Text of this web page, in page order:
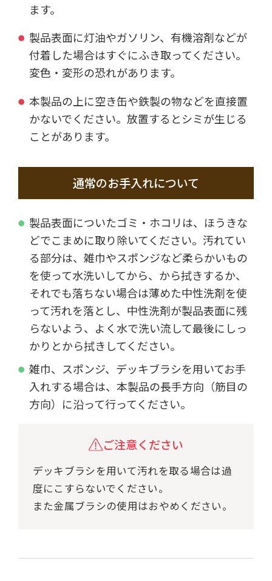
ます。
製品表面に灯油やガソリン、有機溶剤などが
付着した場合はすぐにふき取ってください。
変色・変形の恐れがあります。
本製品の上に空き缶や鉄製の物などを直接置
かないでください。放置するとシミが生じる
ことがあります。
通常のお手入れについて
製品表面についたゴミ・ホコリは、ほうきな
どでこまめに取り除いてください。汚れてい
る部分は、雑巾やスポンジなど柔らかいもの
を使って水洗いしてから、から拭きするか、
それでも落ちない場合は薄めた中性洗剤を使
って汚れを落とし、中性洗剤が製品表面に残
らないよう、よく水で洗い流して最後にしっ
かりとから拭きしてください。
雑巾、スポンジ、デッキブラシを用いてお手
入れする場合は、本製品の長手方向（筋目の
方向）に沿って行ってください。
ご注意ください
デッキブラシを用いて汚れを取る場合は過
度にこすらないでください。
また金属ブラシの使用はおやめください。